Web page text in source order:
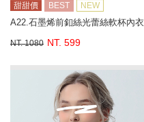
甜甜價 BEST NEW
A22.石墨烯前釦絲光蕾絲軟杯內衣
NT. 1080 NT. 599